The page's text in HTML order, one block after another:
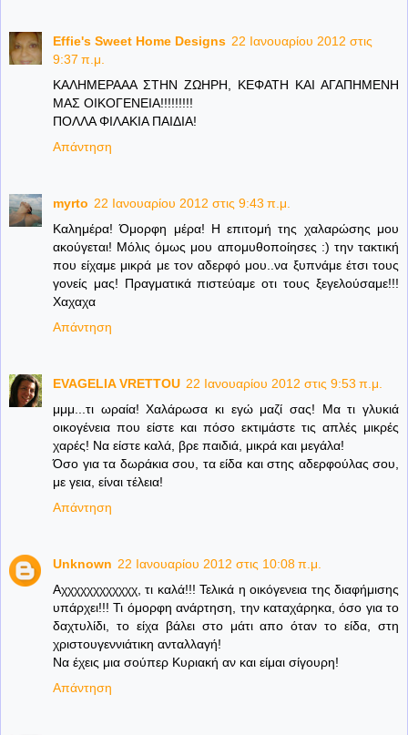
Effie's Sweet Home Designs 22 Ιανουαρίου 2012 στις
9:37 π.μ.
ΚΑΛΗΜΕΡΑΑΑ ΣΤΗΝ ΖΩΗΡΗ, ΚΕΦΑΤΗ ΚΑΙ ΑΓΑΠΗΜΕΝΗ
ΜΑΣ ΟΙΚΟΓΕΝΕΙΑ!!!!!!!!!
ΠΟΛΛΑ ΦΙΛΑΚΙΑ ΠΑΙΔΙΑ!
Απάντηση
myrto 22 Ιανουαρίου 2012 στις 9:43 π.μ.
Καλημέρα! Όμορφη μέρα! Η επιτομή της χαλαρώσης μου
ακούγεται! Μόλις όμως μου απομυθοποίησες :) την τακτική
που είχαμε μικρά με τον αδερφό μου..να ξυπνάμε έτσι τους
γονείς μας! Πραγματικά πιστεύαμε οτι τους ξεγελούσαμε!!!
Χαχαχα
Απάντηση
EVAGELIA VRETTOU 22 Ιανουαρίου 2012 στις 9:53 π.μ.
μμμ...τι ωραία! Χαλάρωσα κι εγώ μαζί σας! Μα τι γλυκιά
οικογένεια που είστε και πόσο εκτιμάστε τις απλές μικρές
χαρές! Να είστε καλά, βρε παιδιά, μικρά και μεγάλα!
Όσο για τα δωράκια σου, τα είδα και στης αδερφούλας σου,
με γεια, είναι τέλεια!
Απάντηση
Unknown 22 Ιανουαρίου 2012 στις 10:08 π.μ.
Αχχχχχχχχχχχχ, τι καλά!!! Τελικά η οικόγενεια της διαφήμισης
υπάρχει!!! Τι όμορφη ανάρτηση, την καταχάρηκα, όσο για το
δαχτυλίδι, το είχα βάλει στο μάτι απο όταν το είδα, στη
χριστουγεννιάτικη ανταλλαγή!
Να έχεις μια σούπερ Κυριακή αν και είμαι σίγουρη!
Απάντηση